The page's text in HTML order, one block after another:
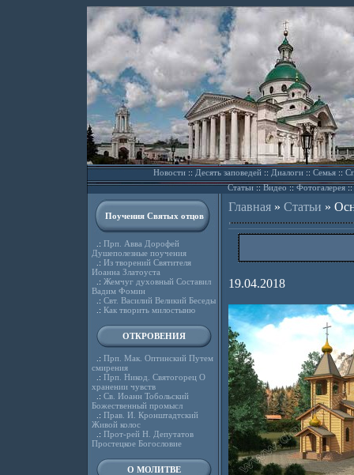
Новости::Десять заповедей::Диалоги::Семья::
Статьи::Видео ::Фотогалерея::
Поучения Святых отцов
.: Прп. Авва Дорофей
Душеполезные поучения
.: Из творений Святителя
Иоанна Златоуста
.: Жемчуг духовный Составил
Вадим Фомин
.: Свт. Василий Великий Беседы
.: Как творить милостыню
ОТКРОВЕНИЯ
.: Прп. Мак. Оптинский Путем
смирения
.: Прп. Никод. Святогорец О
хранении чувств
.: Св. Иоанн Тобольский
Божественный промысл
.: Прав. И. Кронштадтский
Живой колос
.: Прот-рей Н. Депутатов
Простецкое Богословие
О МОЛИТВЕ
Главная» Статьи »
19.04.2018